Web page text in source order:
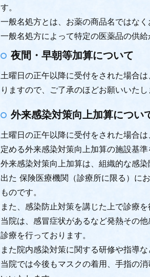
す。
一般名処方とは、お薬の商品名ではな
一般名処方によって特定の医薬品の供
夜間・早朝等加算について
土曜日の正午以降に受付をされた場合
りますので、ご了承のほどお願いいたし
外来感染対策向上加算につい
土曜日の正午以降に受付をされた場合
定める外来感染対策向上加算の施設基
外来感染対策向上加算は、組織的な感
出た 保険医療機関（診療所に限る）に
ものです。
また、感染防止対策を講じた上で診療
当院は、感冒症状があるなど発熱その
診療を行っております。
また院内感染対策に関する研修や指導
当院では今後もマスクの着用、手指の